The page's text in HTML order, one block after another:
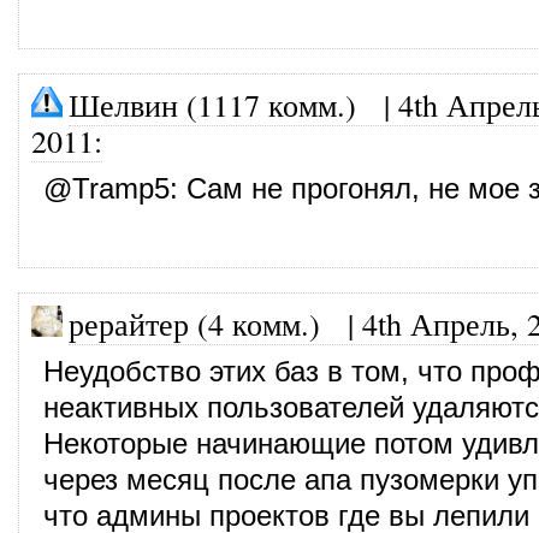
Шелвин (1117 комм.) | 4th
2011:
@Tramp5: Сам не прогонял, не мое
рерайтер (4 комм.) | 4th Апрель,
Неудобство этих баз в том, что
неактивных пользователей
Некоторые начинающие потом
через месяц после апа пузомерки
что админы проектов где вы лепили